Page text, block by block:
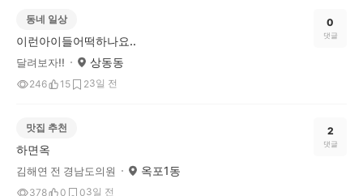
동네 일상
이런아이들어떡하나요..
달려보자!! 상동동
246 15 23일 전
0
댓글
맛집 추천
하면옥
김해연 전 경남도의원 옥포1동
378 0 03일 전
2
댓글